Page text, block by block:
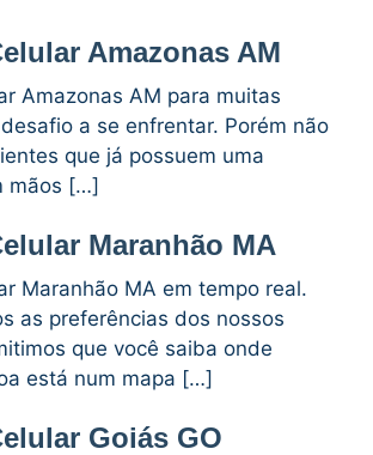
Amazonas AM
Amazonas AM para muitas
a se enfrentar. Porém não
que já possuem uma
mãos […]
Maranhão MA
Maranhão MA em tempo real.
as preferências dos nossos
que você saiba onde
está num mapa […]
Goiás GO